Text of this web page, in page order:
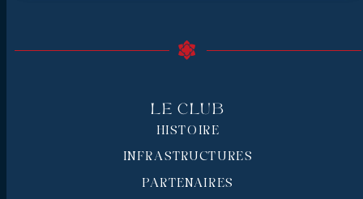
Le Club
HISTOIRE
INFRASTRUCTURES
PARTENAIRES